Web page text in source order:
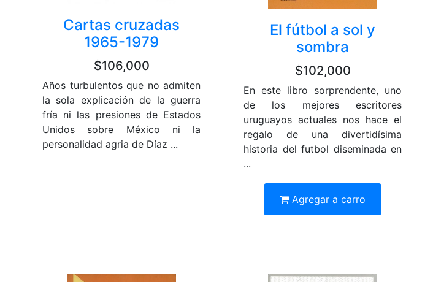
Cartas cruzadas
1965-1979
$106,000
Años turbulentos que no admiten
la sola explicación de la guerra
fría ni las presiones de Estados
Unidos sobre México ni la
personalidad agria de Díaz ...
El fútbol a sol y
sombra
$102,000
En este libro sorprendente, uno
de los mejores escritores
uruguayos actuales nos hace el
regalo de una divertidísima
historia del futbol diseminada en
...
Agregar a carro